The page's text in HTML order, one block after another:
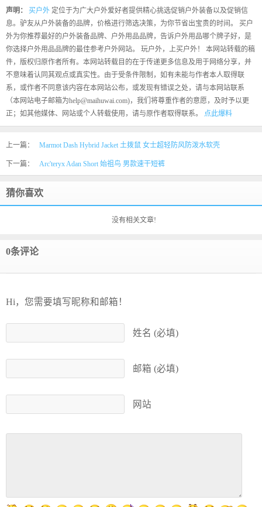
声明： 买户外 定位于为广大户外爱好者提供精心挑选促销户外装备以及促销信
息。驴友从户外装备的品牌，价格进行筛选决策，为你节省出宝贵的时间。 买户
外为你推荐最好的户外装备品牌、户外用品品牌，告诉户外用品哪个牌子好，是
你选择户外用品品牌的最佳参考户外网站。 玩户外，上买户外！ 本网站转载的稿
件，版权归原作者所有。本网站转载目的在于传递更多信息及用于网络分享，并
不意味着认同其观点或真实性。由于受条件限制，如有未能与作者本人取得联
系，或作者不同意该内容在本网站公布，或发现有错误之处，请与本网站联系
（本网站电子邮箱为help@maihuwai.com)，我们将尊重作者的意愿，及时予以更
正；如其他媒体、网站或个人转载使用，请与原作者取得联系。 点此爆料
上一篇： Marmot Dash Hybrid Jacket 土拨鼠 女士超轻防风防泼水软壳
下一篇： Arc'teryx Adan Short 始祖鸟 男款速干短裤
猜你喜欢
没有相关文章!
0条评论
Hi，您需要填写昵称和邮箱！
姓名 (必填)
邮箱 (必填)
网站